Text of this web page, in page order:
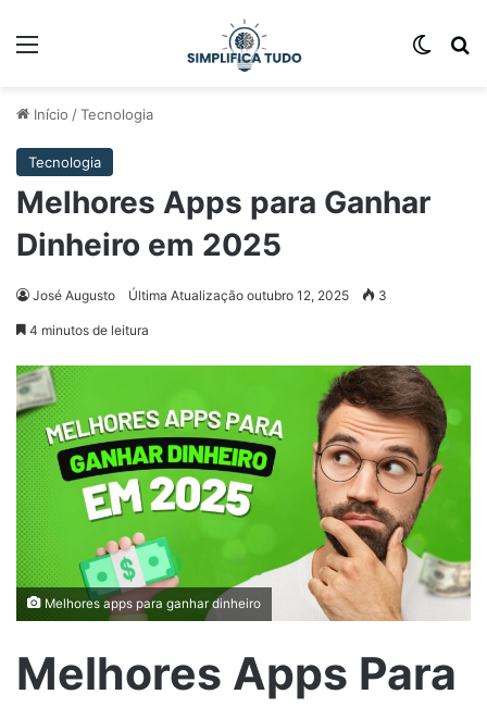
Início /Tecnologia
Tecnologia
Melhores Apps para Ganhar
Dinheiro em 2025
José Augusto Última Atualização outubro 12, 2025 3
4 minutos de leitura
Melhores apps para ganhar dinheiro
Melhores Apps Para